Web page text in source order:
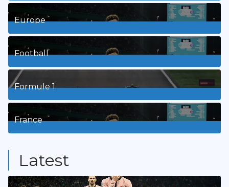
1Posts
Europe
3Posts
Football
8Posts
Formule 1
3Posts
France
Latest